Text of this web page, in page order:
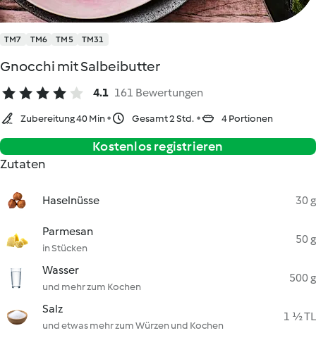
TM7 TM6 TM5 TM31
Gnocchi mit Salbeibutter
4.1 161 Bewertungen
Zubereitung 40 Min Gesamt 2 Std. 4 Portionen
Kostenlos registrieren
Zutaten
Haselnüsse 30 g
Parmesan
in Stücken
50 g
Wasser
und mehr zum Kochen
500 g
Salz
und etwas mehr zum Würzen und Kochen
1 ½ TL